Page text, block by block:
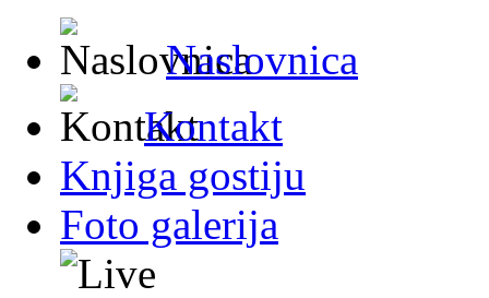
Naslovnica
Kontakt
Knjiga gostiju
Foto galerija